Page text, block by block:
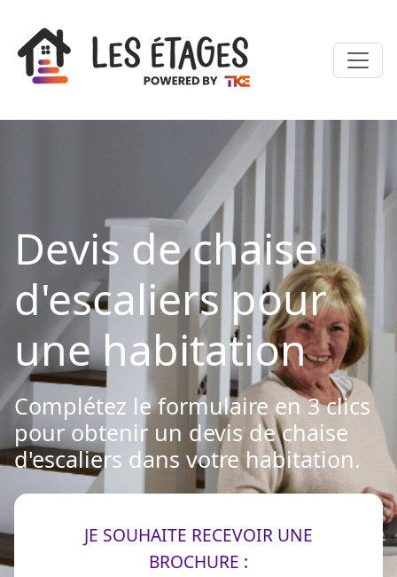
Devis de chaise
d'escaliers pour
une habitation
Complétez le formulaire en 3 clics
pour obtenir un devis de chaise
d'escaliers dans votre habitation.
JE SOUHAITE RECEVOIR UNE
BROCHURE :